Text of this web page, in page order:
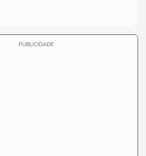
PUBLICIDADE